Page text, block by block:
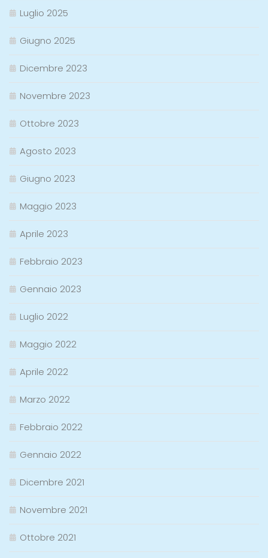
Luglio 2025
Giugno 2025
Dicembre 2023
Novembre 2023
Ottobre 2023
Agosto 2023
Giugno 2023
Maggio 2023
Aprile 2023
Febbraio 2023
Gennaio 2023
Luglio 2022
Maggio 2022
Aprile 2022
Marzo 2022
Febbraio 2022
Gennaio 2022
Dicembre 2021
Novembre 2021
Ottobre 2021